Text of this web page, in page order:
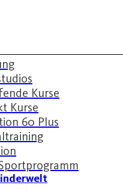
Kurse
Kurse
60 Plus